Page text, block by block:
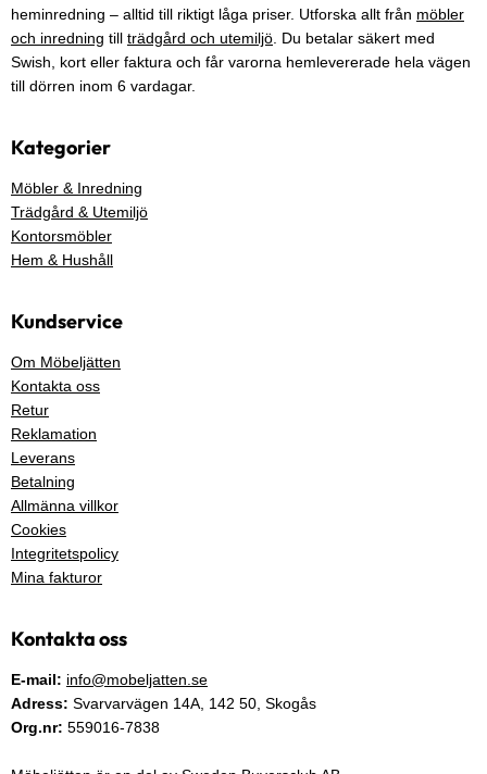
heminredning – alltid till riktigt låga priser. Utforska allt från möbler
och inredning till trädgård och utemiljö . Du betalar säkert med
Swish, kort eller faktura och får varorna hemlevererade hela vägen
till dörren inom 6 vardagar.
Kategorier
Möbler & Inredning
Trädgård & Utemiljö
Kontorsmöbler
Hem & Hushåll
Kundservice
Om Möbeljätten
Kontakta oss
Retur
Reklamation
Leverans
Betalning
Allmänna villkor
Cookies
Integritetspolicy
Mina fakturor
Kontakta oss
E-mail: info@mobeljatten.se
Adress: Svarvarvägen 14A, 142 50 , Skogås
Org.nr: 559016-7838